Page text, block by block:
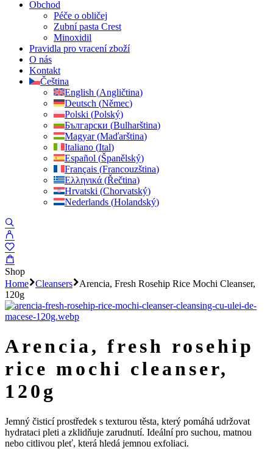
Obchod
Péče o obličej
Zubní pasta Crest
Minoxidil
Pravidla pro vracení zboží
O nás
Kontakt
Čeština
English (Angličtina)
Deutsch (Němec)
Polski (Polský)
Български (Bulharština)
Magyar(Maďarština)
Italiano (Ital)
Español (Španělský)
Français (Francouzština)
Ελληνικά (Řečtina)
Hrvatski (Chorvatský)
Nederlands (Holandský)
Shop
Home
Cleansers
Arencia, Fresh Rosehip Rice Mochi Cleanser,
120g
arencia, fresh rosehip
rice mochi cleanser,
120g
Jemný čisticí prostředek s texturou těsta, který pomáhá udržovat
hydrataci pleti a zklidňuje zarudnutí. Ideální pro suchou, matnou
nebo citlivou pleť, která hledá jemnou exfoliaci.